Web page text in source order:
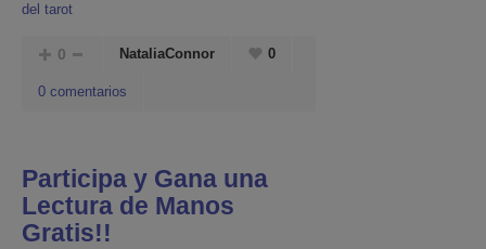
del tarot
0 NataliaConnor 0
0 comentarios
Participa y Gana una
Lectura de Manos
Gratis!!